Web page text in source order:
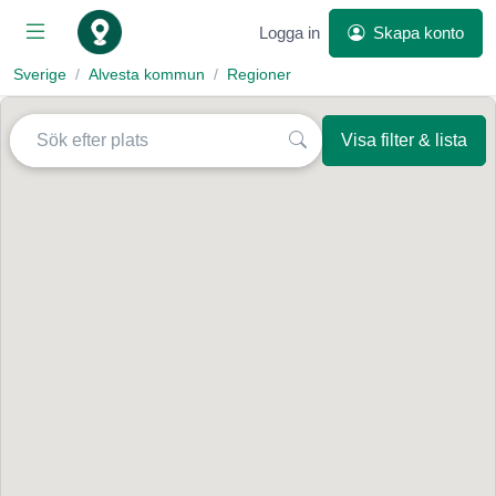
Logga in Skapa konto
Sverige Alvesta kommun Regioner
Visa filter & lista